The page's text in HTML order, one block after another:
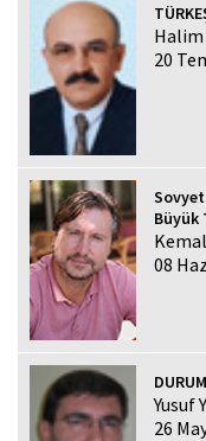
Halim
20
Büyük
08
DURUM
Yusuf
26